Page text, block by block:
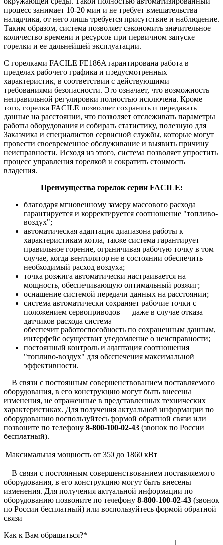
процесс занимает 10-20 мин и не требует вмешательства
наладчика, от него лишь требуется присутствие и наблюдение.
Таким образом, система позволяет сэкономить значительное
количество времени и ресурсов при первичном запуске
горелки и ее дальнейшей эксплуатации.
С горелками FACILE FE186A гарантирована работа в
пределах рабочего графика и предусмотренных
характеристик, в соответствии с действующими
требованиями безопасности. Это означает, что возможность
неправильной регулировки полностью исключена. Кроме
того, горелка FACILE позволяет сохранять и передавать
данные на расстоянии, что позволяет отслеживать параметры
работы оборудования и собирать статистику, полезную для
Заказчика и специалистов сервисной службы, которые могут
провести своевременное обслуживание и выявить причину
неисправности. Исходя из этого, система позволяет упростить
процесс управления горелкой и сократить стоимость
владения.
Преимущества горелок серии FACILE:
благодаря мгновенному замеру массового расхода
гарантируется и корректируется соотношение "топливо-
воздух";
автоматическая адаптация диапазона работы к
характеристикам котла, также система гарантирует
правильное горение, ограничивая рабочую точку в том
случае, когда вентилятор не в состоянии обеспечить
необходимый расход воздуха;
точка розжига автоматически настраивается на
мощность, обеспечивающую оптимальный розжиг;
оснащение системой передачи данных на расстоянии;
система автоматически сохраняет рабочие точки с
положением сервоприводов — даже в случае отказа
датчиков расхода система
обеспечит работоспособность по сохраненным данным,
интерфейс осуществит уведомление о неисправности;
постоянный контроль и адаптация соотношения
"топливо-воздух" для обеспечения максимальной
эффективности.
В связи с постоянным совершенствованием поставляемого
оборудования, в его конструкцию могут быть внесены
изменения, не отраженные в представленных технических
характеристиках. Для получения актуальной информации по
оборудованию воспользуйтесь формой обратной связи или
позвоните по телефону 8-800-100-02-43 (звонок по России
бесплатный).
Максимальная мощность от 350 до 1860 кВт
В связи с постоянным совершенствованием поставляемого
оборудования, в его конструкцию могут быть внесены
изменения. Для получения актуальной информации по
оборудованию позвоните по телефону 8-800-100-02-43 (звонок
по России бесплатный) или воспользуйтесь формой обратной
связи
Как к Вам обращаться?*